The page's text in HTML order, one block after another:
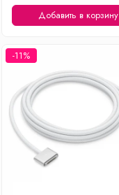
Добавить в корзину
-11%